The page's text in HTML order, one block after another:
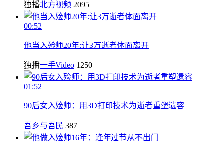
独播北方视频 2095
00:52
他当入殓师20年:让3万逝者体面离开
独播一手Video 1250
01:52
90后女入殓师：用3D打印技术为逝者重塑遗容
吾乡与吾民 387